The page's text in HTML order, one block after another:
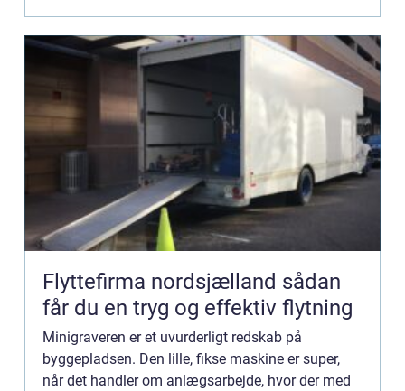
Flyttefirma nordsjælland sådan
får du en tryg og effektiv flytning
Minigraveren er et uvurderligt redskab på
byggepladsen. Den lille, fikse maskine er super,
når det handler om anlægsarbejde, hvor der med